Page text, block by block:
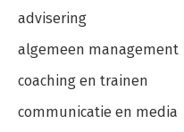
advisering
algemeen management
coaching en trainen
communicatie en media